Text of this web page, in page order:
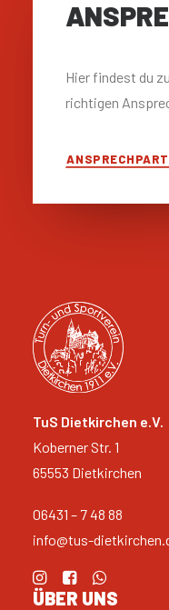
Hier findest du
richtigen
TuS Dietkirchen e.V.
Koberner Str. 1
65553 Dietkirchen
06431 – 7 48 88
info@tus-
ÜBER UNS